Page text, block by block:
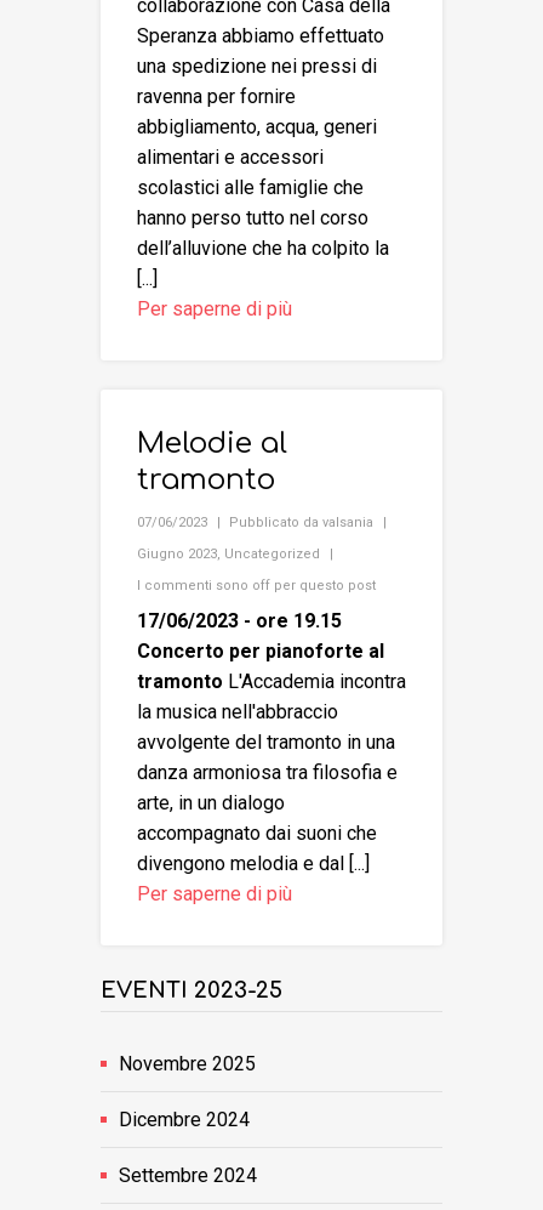
collaborazione con Casa della
Speranza abbiamo effettuato
una spedizione nei pressi di
ravenna per fornire
abbigliamento, acqua, generi
alimentari e accessori
scolastici alle famiglie che
hanno perso tutto nel corso
dell’alluvione che ha colpito la
[...]
Per saperne di più
Melodie al
tramonto
07/06/2023 Pubblicato da valsania
Giugno 2023, Uncategorized
I commenti sono off per questo post
17/06/2023 - ore 19.15
Concerto per pianoforte al
tramonto L'Accademia incontra
la musica nell'abbraccio
avvolgente del tramonto in una
danza armoniosa tra filosofia e
arte, in un dialogo
accompagnato dai suoni che
divengono melodia e dal [...]
Per saperne di più
EVENTI 2023-25
Novembre 2025
Dicembre 2024
Settembre 2024